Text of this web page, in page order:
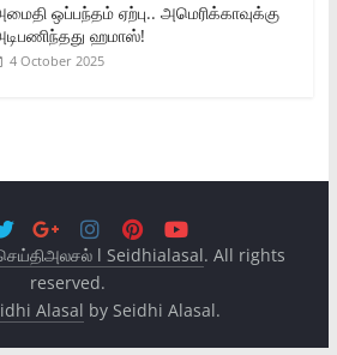
ஒப்பந்தம் ஏற்பு.. அமெரிக்காவுக்கு
ஹமாஸ்!
4 October 2025
l Seidhialasal. All rights
reserved.
Alasal by Seidhi Alasal.